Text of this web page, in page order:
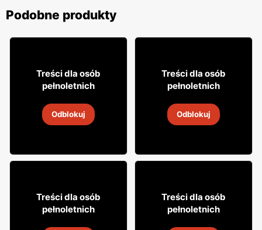
Podobne produkty
56 99
30 sie 2026
Treści dla osób
pełnoletnich
Odblokuj
329 99
9 sie 2026
Treści dla osób
pełnoletnich
Odblokuj
499 99
Treści dla osób
pełnoletnich
39 99
Treści dla osób
pełnoletnich